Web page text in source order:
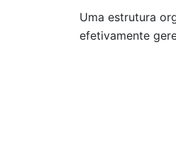
Uma estrutura
efetivamente